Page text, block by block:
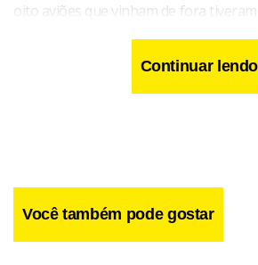
oito aviões que vinham de fora
destinos diferentes do programado.
desviados para Viracopos, em
o Aeroporto Internacional Antônio
Continuar lendo
Você também pode gostar